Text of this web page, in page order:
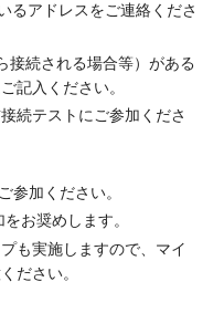
るアドレスをご連絡くださ
接続される場合等）がある
記入ください。
続テストにご参加くださ
参加ください。
お奨めします。
も実施しますので、マイ
ださい。